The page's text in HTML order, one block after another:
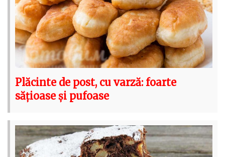
Plăcinte de post, cu varză: foarte
sățioase și pufoase